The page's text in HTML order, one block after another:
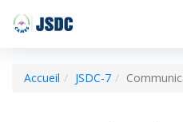
Accueil JSDC-7